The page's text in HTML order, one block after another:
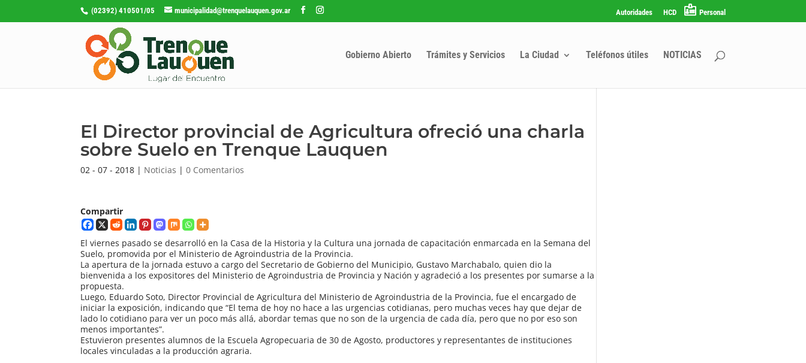
(02392) 410501/05 municipalidad@trenquelauquen.gov.ar Autoridades HCD Personal
Gobierno Abierto Trámites y Servicios La Ciudad Teléfonos útiles NOTICIAS
El Director provincial de Agricultura ofreció una charla
sobre Suelo en Trenque Lauquen
02 - 07 - 2018 | Noticias |0 Comentarios
Compartir
El viernes pasado se desarrolló en la Casa de la Historia y la Cultura una jornada de capacitación enmarcada en la Semana del
Suelo, promovida por el Ministerio de Agroindustria de la Provincia.
La apertura de la jornada estuvo a cargo del Secretario de Gobierno del Municipio, Gustavo Marchabalo, quien dio la
bienvenida a los expositores del Ministerio de Agroindustria de Provincia y Nación y agradeció a los presentes por sumarse a la
propuesta.
Luego, Eduardo Soto, Director Provincial de Agricultura del Ministerio de Agroindustria de la Provincia, fue el encargado de
iniciar la exposición, indicando que “El tema de hoy no hace a las urgencias cotidianas, pero muchas veces hay que dejar de
lado lo cotidiano para ver un poco más allá, abordar temas que no son de la urgencia de cada día, pero que no por eso son
menos importantes”.
Estuvieron presentes alumnos de la Escuela Agropecuaria de 30 de Agosto, productores y representantes de instituciones
locales vinculadas a la producción agraria.